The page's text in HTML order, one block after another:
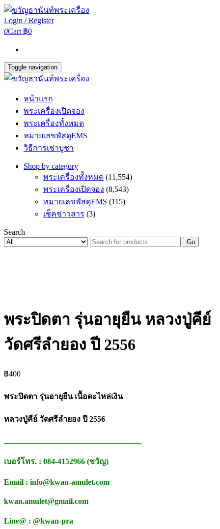
Login / Register
0Cart ฿0
Toggle navigation
หน้าแรก
พระเครื่องเปิดจอง
พระเครื่องทั้งหมด
หมายเลขพัสดุEMS
วิธีการเช่าบูชา
Shop by category
พระเครื่องทั้งหมด (11,554)
พระเครื่องเปิดจอง (8,543)
หมายเลขพัสดุEMS (115)
เช็คข่าวสาร (3)
Search
Go
พระปิดตา รุ่นอายุยืน หลวงปู่คีย์
วัดศรีลำยอง ปี 2556
฿400
พระปิดตา รุ่นอายุยืน เนื้อดะไหล่เงิน
หลวงปู่คีย์ วัดศรีลำยอง ปี 2556
เบอร์โทร. : 084-4152966 (ขวัญ)
Email : info@kwan-amulet.com
kwan.amulet@gmail.com
Line@ : @kwan-pra